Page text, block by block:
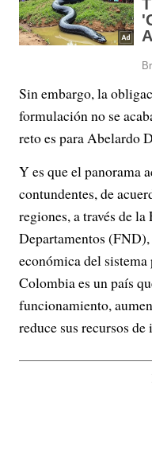
Sin embargo, la
formulación no se
reto es para Abelardo
Y es que el panorama
contundentes, de
regiones, a través de
Departamentos
económica del sistema
Colombia es un país
funcionamiento,
reduce sus recursos de